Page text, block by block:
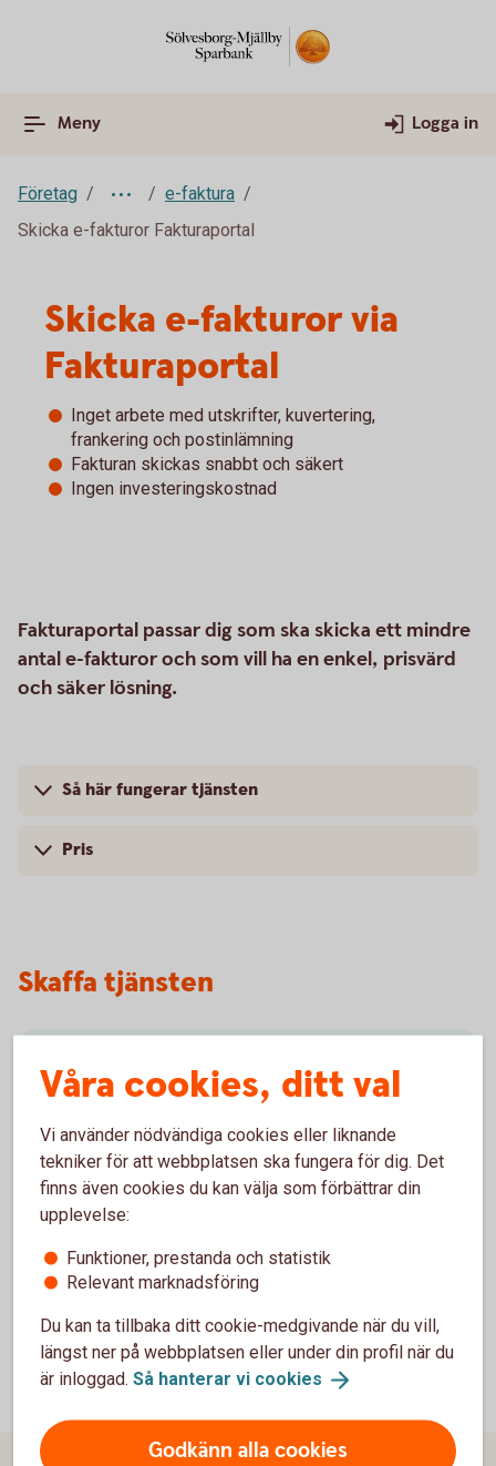
Meny Logga in
Företag
e-faktura
Skicka e-fakturor Fakturaportal
Skicka e-fakturor via
Fakturaportal
Inget arbete med utskrifter, kuvertering,
frankering och postinlämning
Fakturan skickas snabbt och säkert
Ingen investeringskostnad
Fakturaportal passar dig som ska skicka ett mindre
antal e-fakturor och som vill ha en enkel, prisvärd
och säker lösning.
Så här fungerar tjänsten
Pris
Skaffa tjänsten
Besök oss
Hitta dittbankkontor
Våra cookies, ditt val
Vi använder nödvändiga cookies eller liknande
tekniker för att webbplatsen ska fungera för dig. Det
finns även cookies du kan välja som förbättrar din
upplevelse:
Funktioner, prestanda och statistik
Relevant marknadsföring
Du kan ta tillbaka ditt cookie-medgivande när du vill,
längst ner på webbplatsen eller under din profil när du
är inloggad. Så hanterar vi cookies
Godkänn alla cookies